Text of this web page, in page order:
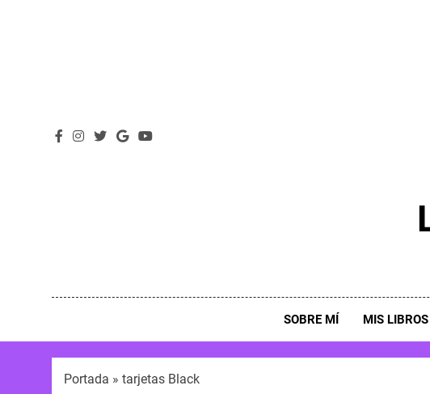
SOBRE MÍ MIS LIBROS
Portada » tarjetas Black